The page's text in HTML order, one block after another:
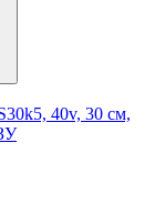
40v, 30 см,